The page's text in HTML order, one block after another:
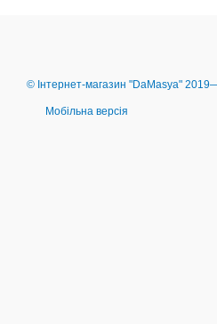
© Інтернет-магазин "DaMasya"
Мобільна версія